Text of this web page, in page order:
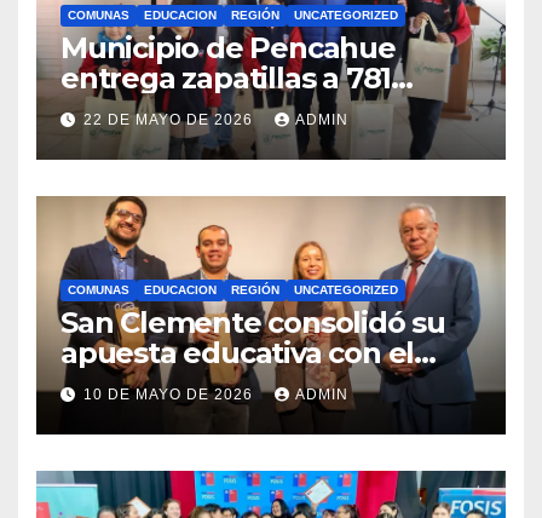
COMUNAS EDUCACION REGIÓN UNCATEGORIZED
Municipio de Pencahue
entrega zapatillas a 781
estudiantes con recursos del
Royalty Minero
22 DE MAYO DE 2026 ADMIN
COMUNAS EDUCACION REGIÓN UNCATEGORIZED
San Clemente consolidó su
apuesta educativa con el
lanzamiento del
Preuniversitario Brotes 2026
10 DE MAYO DE 2026 ADMIN